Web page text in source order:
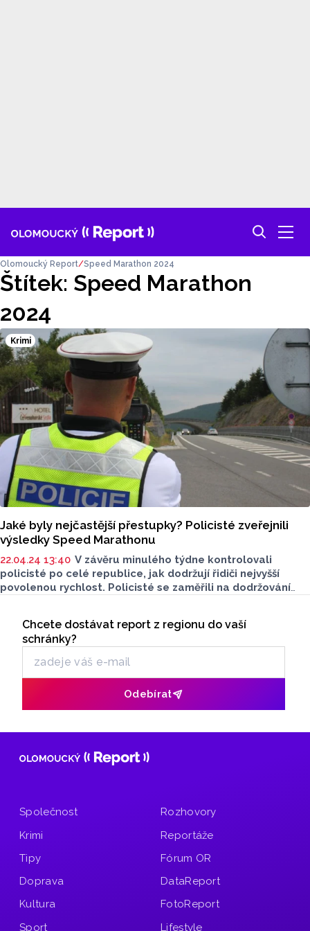
Štítek: Speed Marathon
2024
Olomoucký Report Speed Marathon 2024
Krimi
Jaké byly nejčastější přestupky? Policisté zveřejnili
výsledky Speed Marathonu
22.04.24 13:40 V závěru minulého týdne kontrolovali
policisté po celé republice, jak dodržují řidiči nejvyšší
povolenou rychlost. Policisté se zaměřili na dodržování
přes 200 vozidel a na pokutách vybrali skoro 200 tisíc
korun.
Odběr newsletteru
Chcete dostávat report z regionu do vaší
schránky?
Odebírat
Společnost
Krimi
Tipy
Doprava
Kultura
Sport
Rozhovory
Reportáže
Fórum OR
DataReport
FotoReport
Lifestyle